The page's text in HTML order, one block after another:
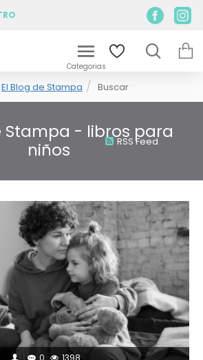
El Blog de Stampa Buscar
Stampa - libros para
niños
RSS Feed
0 1398